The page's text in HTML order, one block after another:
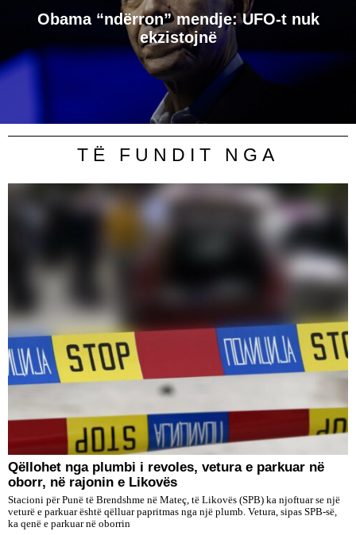
Obama “ndërron” mendje: UFO-t nuk
ekzistojnë
TË FUNDIT NGA
Qëllohet nga plumbi i revoles, vetura e parkuar në
oborr, në rajonin e Likovës
Stacioni për Punë të Brendshme në Mateç, të Likovës (SPB) ka njoftuar se një
veturë e parkuar është qëlluar papritmas nga një plumb. Vetura, sipas SPB-së,
ka qenë e parkuar në oborrin